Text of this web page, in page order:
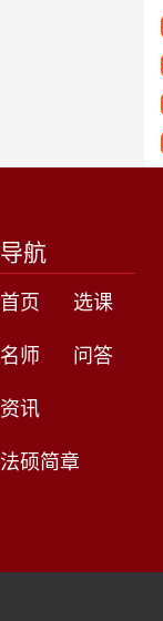
导航
首页
选课
名师
问答
资讯
法硕简章